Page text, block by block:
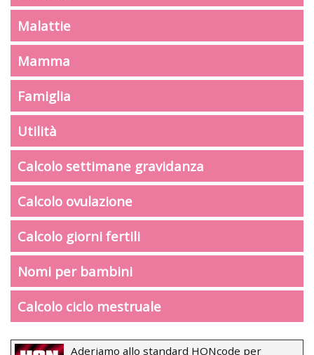
Malattie
Mamma
Famiglia
Utilità
Calcolo settimane gravidanza
Calcolo ovulazione
Calcolo giorni fertili
Nomi per bambini
Calcolo ciclo mestruale
Aderiamo allo standard HONcode per